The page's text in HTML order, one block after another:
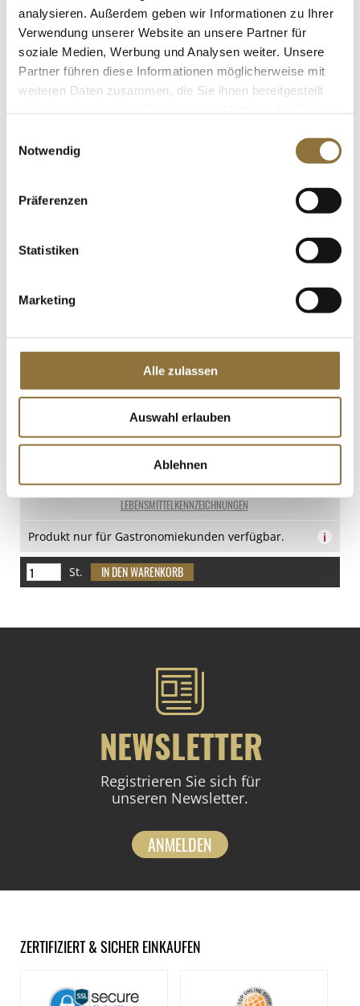
analysieren. Außerdem geben wir Informationen zu Ihrer
Verwendung unserer Website an unsere Partner für
soziale Medien, Werbung und Analysen weiter. Unsere
Partner führen diese Informationen möglicherweise mit
weiteren Daten zusammen, die Sie ihnen bereitgestellt
Notwendig
Präferenzen
Statistiken
Marketing
Alle zulassen
Auswahl erlauben
Ablehnen
LEBENSMITTELKENNZEICHNUNGEN
€ 64,59
€ 12,92 / Liter
€ 9,04
LEBENSMITTELKENNZEICHNUNGEN
Dolce Vita Dessertpulver Mousse dark
(dunkel), Irca, 1 kg
Produkt nur für Gastronomiekunden verfügbar. i
St.
NEWSLETTER
Registrieren Sie sich für
unseren Newsletter.
ANMELDEN
ZERTIFIZIERT & SICHER EINKAUFEN